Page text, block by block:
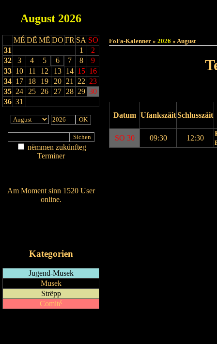
August 2026
MÉ DË MË DO FR SA SO
31
1
2
32
3 4 5 6 7 8
9
33 10 11 12 13 14 15 16
34 17 18 19 20 21 22 23
35 24 25 26 27 28 29 30
36 31
nëmmen zukünfteg
Terminer
Am Moment sinn 1520 User
online.
Kategorien
Jugend-Musek
Musek
Strëpp
Comité
FoFa-Kalenner » 2026 » August
Datum UfankszäitSchlusszäit
SO 30 09:30 12:30